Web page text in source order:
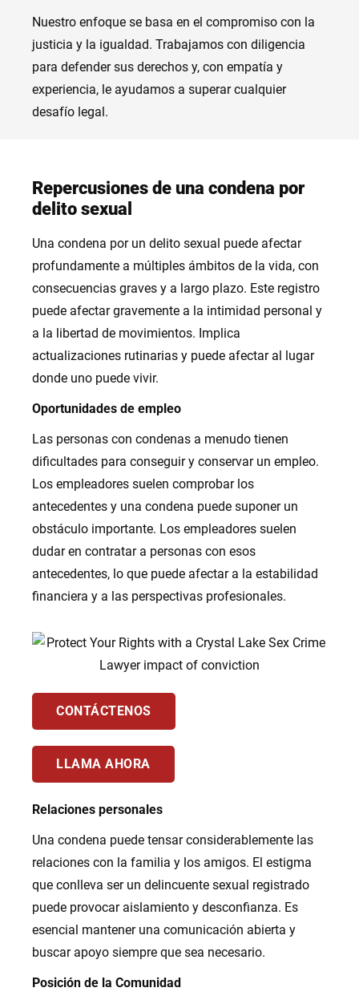
Nuestro enfoque se basa en el compromiso con la
justicia y la igualdad. Trabajamos con diligencia
para defender sus derechos y, con empatía y
experiencia, le ayudamos a superar cualquier
desafío legal.
Repercusiones de una condena por
delito sexual
Una condena por un delito sexual puede afectar
profundamente a múltiples ámbitos de la vida, con
consecuencias graves y a largo plazo. Este registro
puede afectar gravemente a la intimidad personal y
a la libertad de movimientos. Implica
actualizaciones rutinarias y puede afectar al lugar
donde uno puede vivir.
Oportunidades de empleo
Las personas con condenas a menudo tienen
dificultades para conseguir y conservar un empleo.
Los empleadores suelen comprobar los
antecedentes y una condena puede suponer un
obstáculo importante. Los empleadores suelen
dudar en contratar a personas con esos
antecedentes, lo que puede afectar a la estabilidad
financiera y a las perspectivas profesionales.
CONTÁCTENOS
LLAMA AHORA
Relaciones personales
Una condena puede tensar considerablemente las
relaciones con la familia y los amigos. El estigma
que conlleva ser un delincuente sexual registrado
puede provocar aislamiento y desconfianza. Es
esencial mantener una comunicación abierta y
buscar apoyo siempre que sea necesario.
Posición de la Comunidad